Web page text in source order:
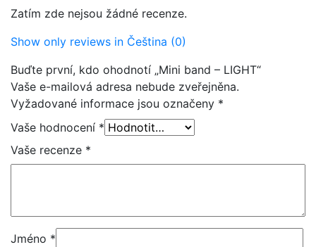
Zatím zde nejsou žádné recenze.
Show only reviews in Čeština (0)
Buďte první, kdo ohodnotí „Mini band – LIGHT“
Vaše e-mailová adresa nebude zveřejněna.
Vyžadované informace jsou označeny *
Vaše hodnocení *
Vaše recenze *
Jméno *